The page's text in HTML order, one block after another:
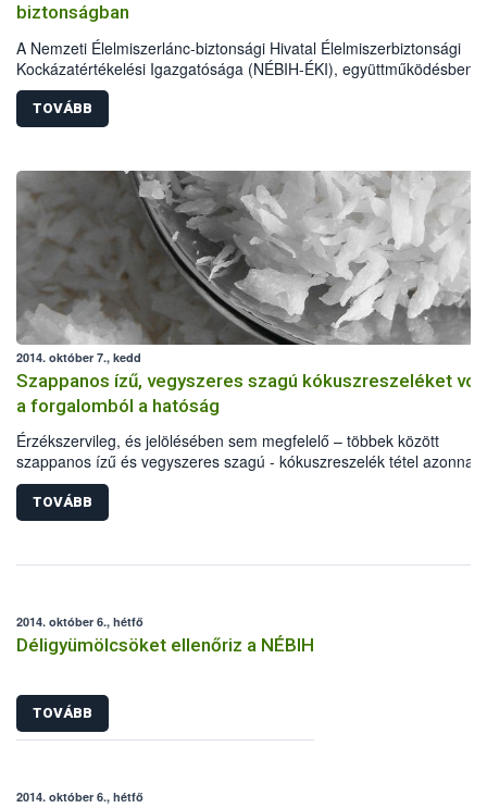
biztonságban
A Nemzeti Élelmiszerlánc-biztonsági Hivatal Élelmiszerbiztonsági
Kockázatértékelési Igazgatósága (NÉBIH-ÉKI), együttműködésben
Európai Élelmiszerbiztonsági Hivatallal (EFSA) konferenciát rendez
globalizáció élelmiszerbiztonságra gyakorolt hatásainak
A rendezvényen neves szakemberek, többek közt az EFSA, a
újonnan előtérbe kerülő kockázatokat. A konferencián
szinkrontolmácsolás biztosított.
TOVÁBB
2014. október 7., kedd
Szappanos ízű, vegyszeres szagú kókuszreszeléket
a forgalomból a hatóság
Érzékszervileg, és jelölésében sem megfelelő – többek között
szappanos ízű és vegyszeres szagú - kókuszreszelék tétel azonnali
hatályú visszahívását rendelte el az élelmiszerlánc felügyeleti
minőségi problémákon túl a Lacikonyha Magyarország Kft. által
forgalmazott, 2014. november 25-i minőség megőrzési idejű
TOVÁBB
2014. október 6., hétfő
Déligyümölcsöket ellenőriz a NÉBIH
TOVÁBB
2014. október 6., hétfő